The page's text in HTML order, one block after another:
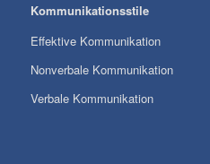
Kommunikationsstile
Effektive Kommunikation
Nonverbale Kommunikation
Verbale Kommunikation